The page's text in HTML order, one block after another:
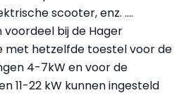
scooter, enz. ….
voordeel bij de Hager
met hetzelfde toestel voor de
4-7kW en voor de
11-22 kW kunnen ingesteld